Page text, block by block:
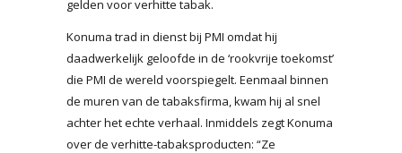
gelden voor verhitte tabak.
Konuma trad in dienst bij PMI omdat hij
daadwerkelijk geloofde in de ‘rookvrije toekomst’
die PMI de wereld voorspiegelt. Eenmaal binnen
de muren van de tabaksfirma, kwam hij al snel
achter het echte verhaal. Inmiddels zegt Konuma
over de verhitte-tabaksproducten: “Ze